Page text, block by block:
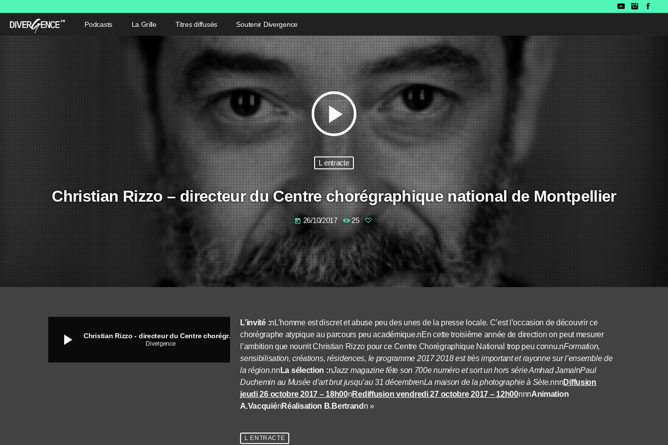
Podcasts La Grille Titres diffusés Soutenir Divergence
play_arrow
L entracte
Christian Rizzo – directeur du Centre chorégraphique national de Montpellier
today 26/10/2017 25
play_arrow Christian Rizzo - directeur du Centre chorégraphique national de Montpellier
Divergence
L’invité :nL’homme est discret et abuse peu des unes de la presse locale. C’est l’occasion de découvrir ce
chorégraphe atypique au parcours peu académique.nEn cette troisième année de direction on peut mesurer
l’ambition que nourrit Christian Rizzo pour ce Centre Chorégraphique National trop peu connu.nFormation,
sensibilisation, créations, résidences, le programme 2017 2018 est très important et rayonne sur l’ensemble de
la région.nn La sélection :nJazz magazine fête son 700e numéro et sort un hors série Amhad JamalnPaul
Duchemin au Musée d’art brut jusqu’au 31 décembrenLa maison de la photographie à Sète.nnnDiffusion
jeudi 26 octobre 2017 – 18h00nRediffusion vendredi 27 octobre 2017 – 12h00nnnAnimation
A.VacquiénRéalisation B.Bertrand n »
L ENTRACTE